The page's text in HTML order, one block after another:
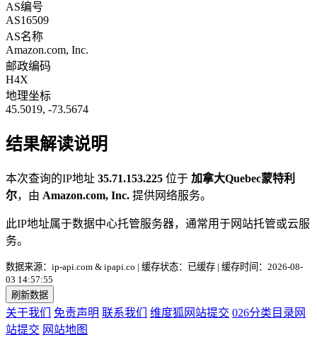
AS编号
AS16509
AS名称
Amazon.com, Inc.
邮政编码
H4X
地理坐标
45.5019, -73.5674
结果解读说明
本次查询的IP地址 35.71.153.225 位于 加拿大Quebec蒙特利
尔，由 Amazon.com, Inc. 提供网络服务。
此IP地址属于数据中心托管服务器，通常用于网站托管或云服
务。
数据来源：ip-api.com & ipapi.co | 缓存状态：已缓存 | 缓存时间：2026-08-
03 14:57:55
刷新数据
关于我们 免责声明 联系我们 维度狐网站提交 026分类目录网
站提交 网站地图